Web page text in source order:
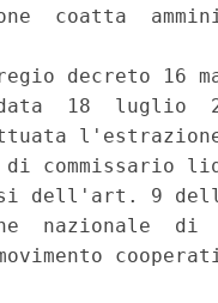
coatta
decreto 16
18  luglio
commissario
dell'art. 9
nazionale  di